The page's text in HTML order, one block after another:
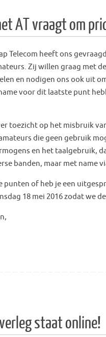
AT vraagt om
Telecom heeft ons
Zij willen graag met
en nodigen ons ook uit
voor dit laatste punt
toezicht op het misbruik
die geen gebruik
en het taalgebruik,
banden, maar met name
of heb je een
18 mei 2016 zodat we
staat online!